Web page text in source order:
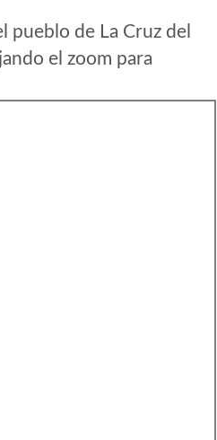
pueblo de La Cruz del
el zoom para